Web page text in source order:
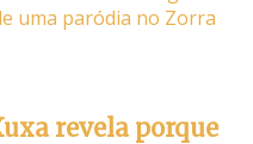
uma paródia no Zorra
revela porque